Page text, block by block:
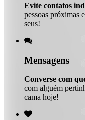
Evite contatos
pessoas próximas
seus!

Mensagens
Converse com
com alguém
cama hoje!
